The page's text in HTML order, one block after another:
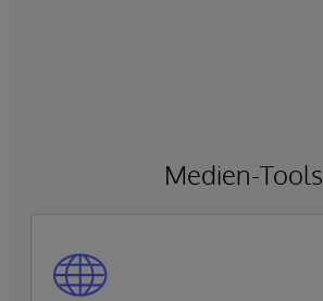
Medien-Tools